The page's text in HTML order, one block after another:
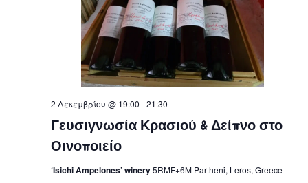
Γευσιγνωσία Κρασιού & Δείπνο στο
Οινοποιείο
2 Δεκεμβρίου @ 19:00 -21:30
‘Isichi Ampelones’ winery5RMF+6M Partheni, Leros, Greece